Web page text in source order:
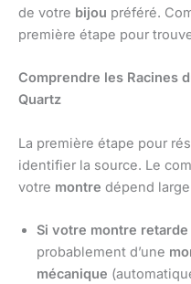
de votre bijou préféré.
première étape pour
Comprendre les Racines
Quartz
La première étape pour
identifier la source. Le
votre montre dépend
Si votre montre
probablement d’une
mécanique